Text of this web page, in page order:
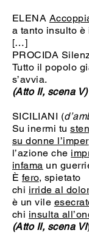
ELENA
a tanto insulto è
[…]
PROCIDA
Tutto il popolo
s’avvia.
(Atto II, scena V)
SICILIANI (
Su inermi tu
su donne l’imper
l’azione che
infama un
È fero, spietato
chi irride al
è un vile
chi insulta
(Atto II, scena VI